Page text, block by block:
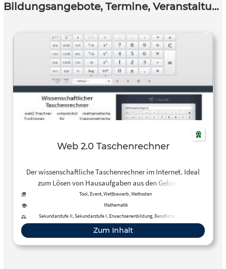
Bildungsangebote, Termine, Veranstaltungen
Web 2.0 Taschenrechner
Der wissenschaftliche Taschenrechner im Internet. Ideal
zum Lösen von Hausaufgaben aus den Gebieten:
Mathematik, Physik und Technik. Mit Vektor/Matrixrechner,
Gleichungslöser, komplexen Zahlen und
Einheitenumrechnung.
Tool, Event, Wettbewerb, Methoden
Mathematik
Sekundarstufe II, Sekundarstufe I, Erwachsenenbildung, Berufliche Bildung
Zum Inhalt